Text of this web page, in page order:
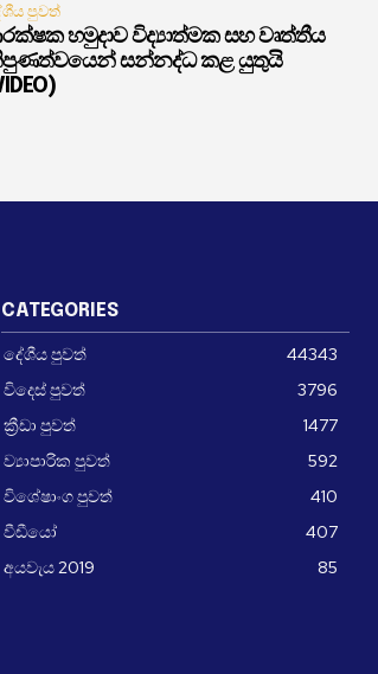
පුවත්
හමුදාව විද්‍යාත්මක සහ වෘත්තීය
සන්නද්ධ කළ යුතුයි
CATEGORIES
දේශීය පුවත්
44343
විදෙස් පුවත්
3796
ක්‍රීඩා පුවත්
1477
ව්‍යාපාරික පුවත්
592
විශේෂාංග පුවත්
410
වීඩීයෝ
407
අයවැය 2019
85